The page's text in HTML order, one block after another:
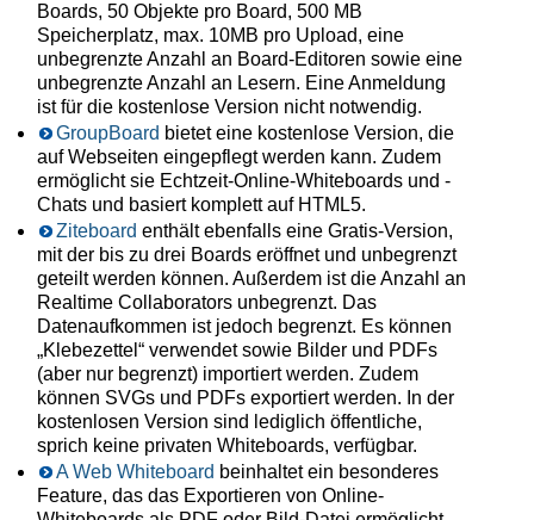
Boards, 50 Objekte pro Board, 500 MB
Speicherplatz, max. 10MB pro Upload, eine
unbegrenzte Anzahl an Board-Editoren sowie eine
unbegrenzte Anzahl an Lesern. Eine Anmeldung
ist für die kostenlose Version nicht notwendig.
GroupBoard bietet eine kostenlose Version, die
auf Webseiten eingepflegt werden kann. Zudem
ermöglicht sie Echtzeit-Online-Whiteboards und -
Chats und basiert komplett auf HTML5.
Ziteboard enthält ebenfalls eine Gratis-Version,
mit der bis zu drei Boards eröffnet und unbegrenzt
geteilt werden können. Außerdem ist die Anzahl an
Realtime Collaborators unbegrenzt. Das
Datenaufkommen ist jedoch begrenzt. Es können
„Klebezettel“ verwendet sowie Bilder und PDFs
(aber nur begrenzt) importiert werden. Zudem
können SVGs und PDFs exportiert werden. In der
kostenlosen Version sind lediglich öffentliche,
sprich keine privaten Whiteboards, verfügbar.
A Web Whiteboard beinhaltet ein besonderes
Feature, das das Exportieren von Online-